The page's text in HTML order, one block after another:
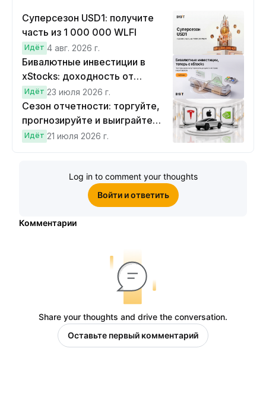
Суперсезон USD1: получите
часть из 1 000 000 WLFI
Идёт 4 авг. 2026 г.
Бивалютные инвестиции в
xStocks: доходность от
прогнозов
Идёт 23 июля 2026 г.
Сезон отчетности: торгуйте,
прогнозируйте и выиграйте
Cybertruck!
Идёт 21 июля 2026 г.
Log in to comment your thoughts
Войти и ответить
Комментарии
Share your thoughts and drive the conversation.
Оставьте первый комментарий